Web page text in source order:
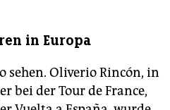
in Europa
sehen. Oliverio Rincón, in
bei der Tour de France,